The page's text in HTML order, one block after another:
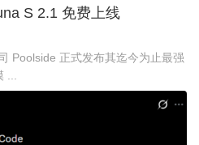
S 2.1 免费上线
Poolside 正式发布其迄今为止最强